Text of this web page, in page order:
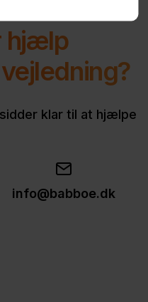
hjælp
klar til at hjælpe
info@babboe.dk